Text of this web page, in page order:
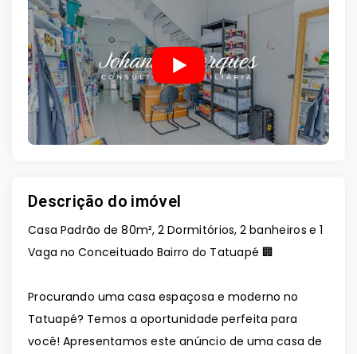
Descrição do imóvel
Casa Padrão de 80m², 2 Dormitórios, 2 banheiros e 1
Vaga no Conceituado Bairro do Tatuapé 🏢
Procurando uma casa espaçosa e moderno no
Tatuapé? Temos a oportunidade perfeita para
você! Apresentamos este anúncio de uma casa de